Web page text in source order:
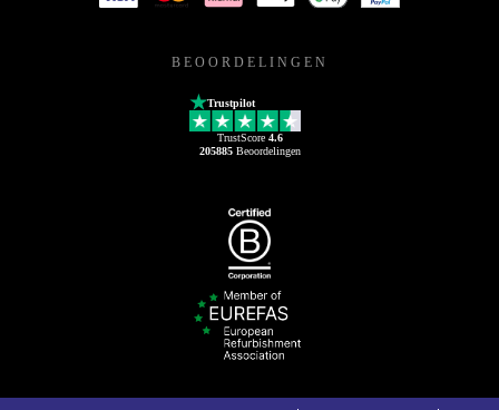
BEOORDELINGEN
Trustpilot
TrustScore 4.6
205885Beoordelingen